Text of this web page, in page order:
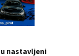
nastavljeni